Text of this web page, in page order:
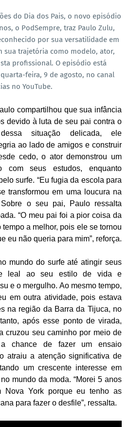
do Dia dos Pais, o novo episódio
o PodSempre, traz Paulo Zulu,
por sua versatilidade em
sua trajetória como modelo, ator,
profissional. O episódio está
feira, 9 de agosto, no canal
no YouTube.
compartilhou que sua infância
devido à luta de seu pai contra o
situação delicada, ele
ao lado de amigos e construir
cedo, o ator demonstrou um
com seus estudos, enquanto
surfe. “Eu fugia da escola para
transformou em uma loucura na
Sobre o seu pai, Paulo ressalta
“O meu pai foi a pior coisa da
a melhor, pois ele se tornou
eu não queria para mim”, reforça.
mundo do surfe até atingir seus
leal ao seu estilo de vida e
e o mergulho. Ao mesmo tempo,
em outra atividade, pois estava
na região da Barra da Tijuca, no
após esse ponto de virada,
cruzou seu caminho por meio de
a chance de fazer um ensaio
atraiu a atenção significativa de
um crescente interesse em
mundo da moda. “Morei 5 anos
York porque eu tenho as
para fazer o desfile”, ressalta.